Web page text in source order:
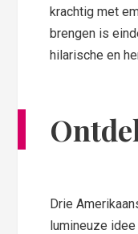
krachtig met
brengen is
hilarische en
Drie
lumineuze